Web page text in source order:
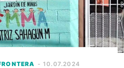
- 10.07.2024